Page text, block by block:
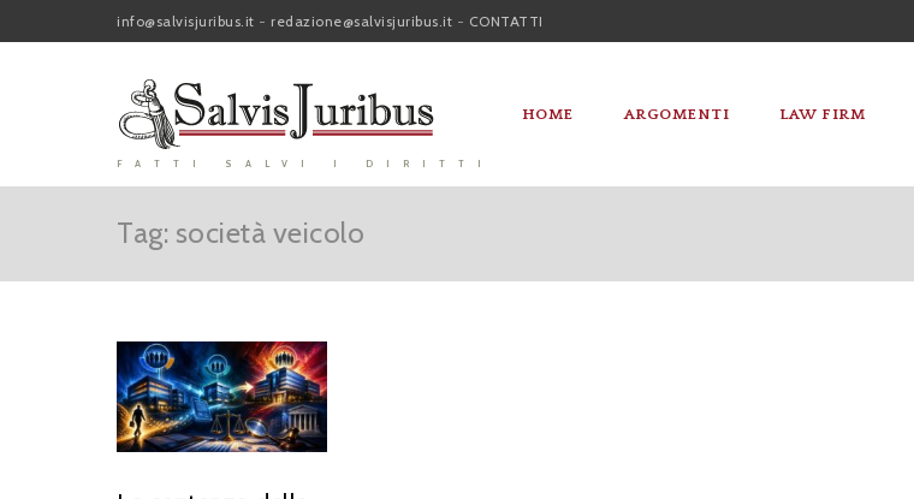
info@salvisjuribus.it - redazione@salvisjuribus.it - CONTATTI
FATTI SALVI I DIRITTI
HOME ARGOMENTI LAW FIRM
Tag: società veicolo